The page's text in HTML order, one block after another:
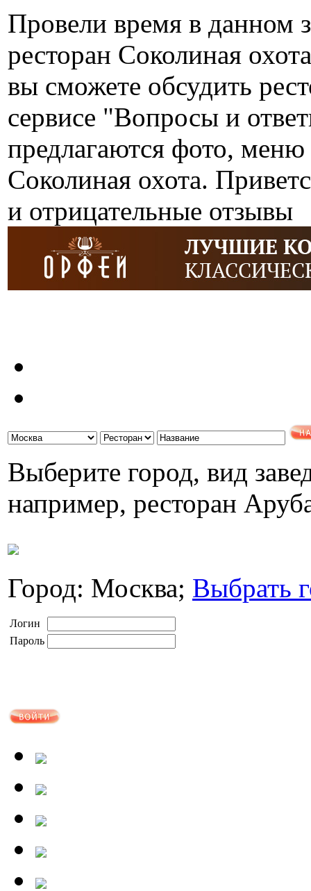
Провели время в данном
ресторан Соколиная
вы сможете обсудить
сервисе "Вопросы и
предлагаются фото, меню
Соколиная охота.
и отрицательные отзывы
Выберите город, вид
например, ресторан
Город: Москва; Выбрать
Логин
Пароль